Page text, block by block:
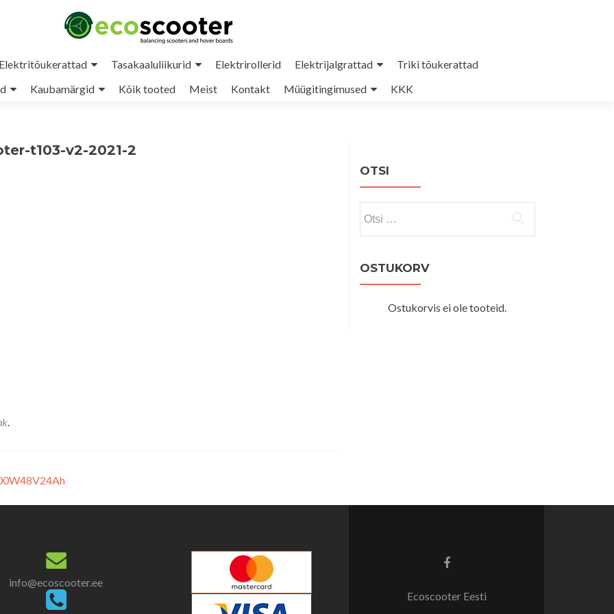
Elektritõukerattad Tasakaaluliikurid Elektrirollerid Elektrijalgrattad
Triki tõukerattad
Kaubamärgid Kõik tooted Meist Kontakt Müügitingimused KKK
t103-v2-2021-2
.
OTSI
OSTUKORV
Ostukorvis ei ole tooteid.
info@ecoscooter.ee
Facebook
Ecoscooter Eesti